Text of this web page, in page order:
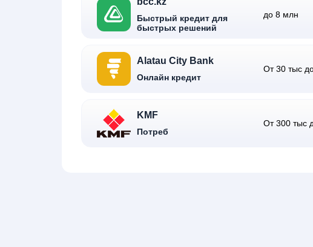
Быстрый кредит для
быстрых решений
до 8 млн
Alatau City Bank
Онлайн кредит
От 30 тыс
KMF
Потреб
От 300 тыс